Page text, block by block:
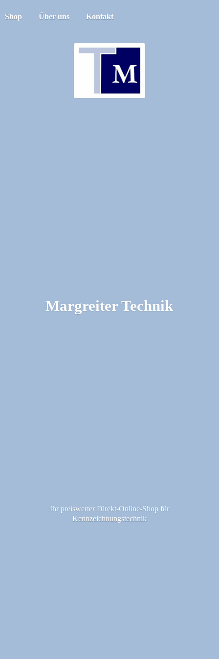
Shop Über uns Kontakt
Margreiter Technik
Ihr preiswerter Direkt-Online-Shop für
Kennzeichnungstechnik